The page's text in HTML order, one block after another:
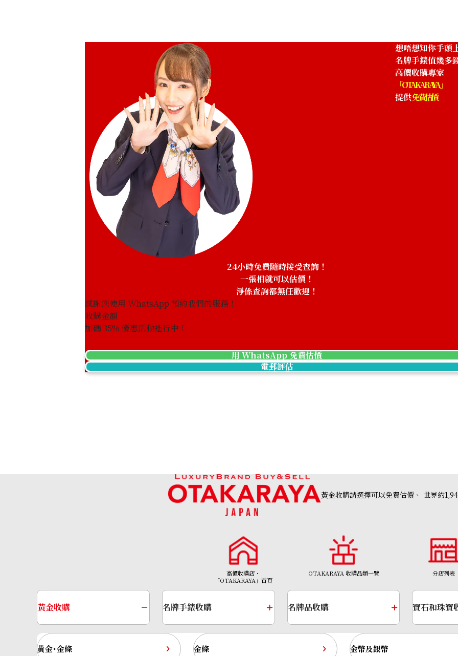
Hublot Classic Fusion Titanium Chronograph
Diamond 541.NX.1171.LR.1104
參考回收價
ASK
收購日期: 2026年2月
Hublot Classic Fusion Chucker Chronograph
Hublot Classic Fusion Chronograph King
想唔想知你手頭
名牌手錶值幾多
高價收購專家
「OTAKARAYA」
提供免費估價
24小時免費隨時接受查詢！
一張相就可以估價！
淨係查詢都無任歡迎！
感謝您使用 WhatsApp 預約我們的服務！
收購金額
加碼35% 優惠活動進行中！
用 WhatsApp 免費估價
電郵評估
黃金收購請選擇可以免費估價、 世界約
高價收購店・
「OTAKARAYA」首頁
OTAKARAYA 收購品類一覽 分店列表
黃金收購
黃金･金條 金條 金幣及銀幣
名牌手錶收購 名牌品收購 寶石和珠寶